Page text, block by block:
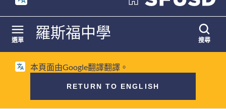
羅斯福中學
選單 搜尋
本頁面由Google翻譯翻譯。
RETURN TO ENGLISH